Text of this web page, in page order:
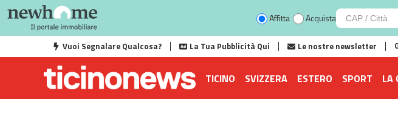
Affitta Acquista
Vuoi Segnalare Qualcosa? La Tua Pubblicità Qui Le nostre newsletter
TICINO SVIZZERA ESTERO SPORT LA